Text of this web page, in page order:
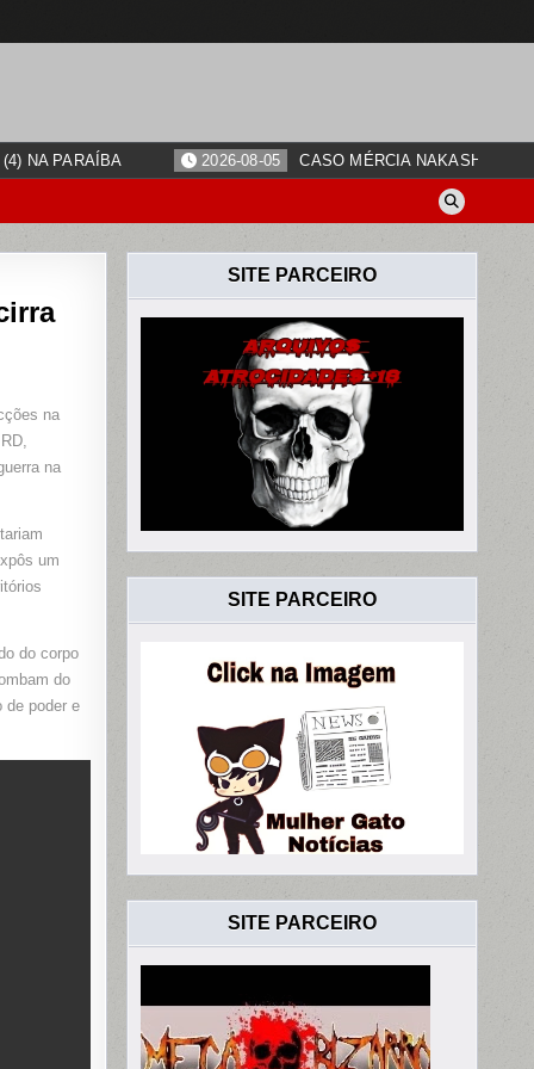
NA PARAÍBA 2026-08-05 CASO MÉRCIA NAKASHIMA:
na
na
um
do corpo
do
de poder e
SITE PARCEIRO
SITE PARCEIRO
SITE PARCEIRO